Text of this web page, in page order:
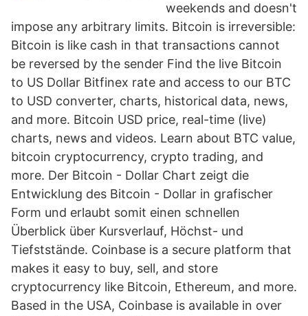
weekends and doesn't
impose any arbitrary limits. Bitcoin is irreversible:
Bitcoin is like cash in that transactions cannot
be reversed by the sender Find the live Bitcoin
to US Dollar Bitfinex rate and access to our BTC
to USD converter, charts, historical data, news,
and more. Bitcoin USD price, real-time (live)
charts, news and videos. Learn about BTC value,
bitcoin cryptocurrency, crypto trading, and
more. Der Bitcoin - Dollar Chart zeigt die
Entwicklung des Bitcoin - Dollar in grafischer
Form und erlaubt somit einen schnellen
Überblick über Kursverlauf, Höchst- und
Tiefststände. Coinbase is a secure platform that
makes it easy to buy, sell, and store
cryptocurrency like Bitcoin, Ethereum, and more.
Based in the USA, Coinbase is available in over